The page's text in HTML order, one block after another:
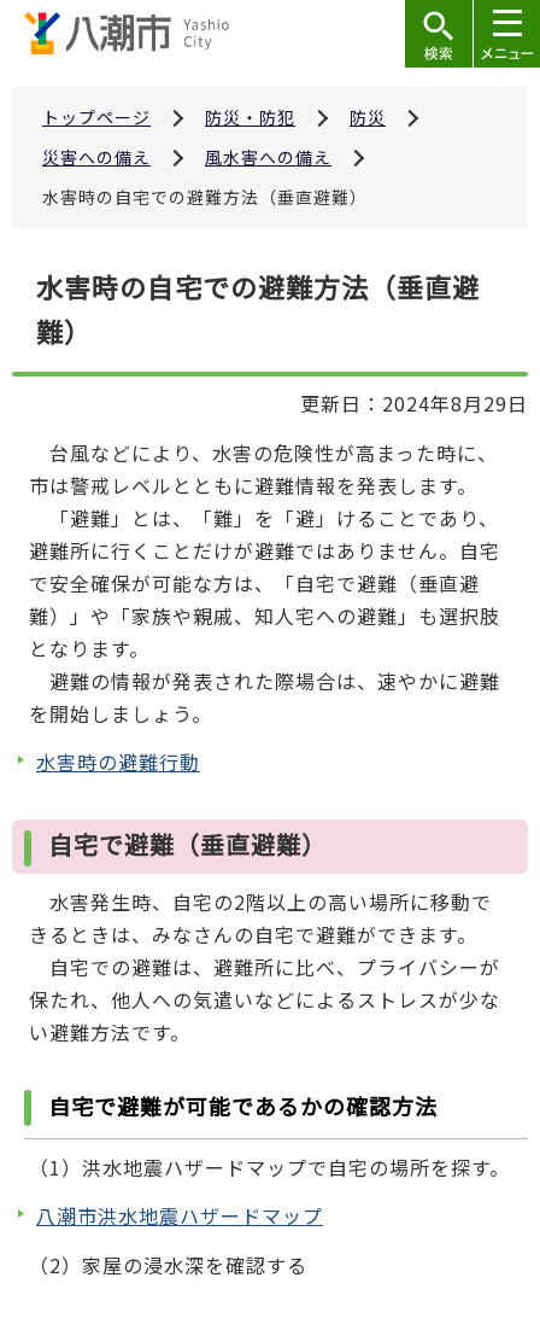
トップページ 防災・防犯
防災
災害への備え
風水害への備え
水害時の自宅での避難方法（垂直避難）
水害時の自宅での避難方法（垂直避
難）
更新日：2024年8月29日
台風などにより、水害の危険性が高まった時に、
市は警戒レベルとともに避難情報を発表します。
「避難」とは、「難」を「避」けることであり、
避難所に行くことだけが避難ではありません。自宅
で安全確保が可能な方は、「自宅で避難（垂直避
難）」や「家族や親戚、知人宅への避難」も選択肢
となります。
避難の情報が発表された際場合は、速やかに避難
を開始しましょう。
水害時の避難行動
自宅で避難（垂直避難）
水害発生時、自宅の2階以上の高い場所に移動で
きるときは、みなさんの自宅で避難ができます。
自宅での避難は、避難所に比べ、プライバシーが
保たれ、他人への気遣いなどによるストレスが少な
い避難方法です。
自宅で避難が可能であるかの確認方法
（1）洪水地震ハザードマップで自宅の場所を探す。
八潮市洪水地震ハザードマップ
（2）家屋の浸水深を確認する